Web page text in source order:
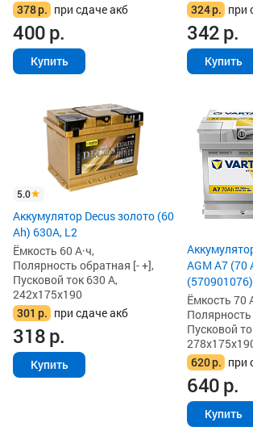
378р. при сдаче акб
400р.
Купить
324р. при
342р.
Купить
5.0
Аккумулятор Decus золото (60
Ah) 630A, L2
Ёмкость 60 А·ч,
Полярность обратная [- +],
Пусковой ток 630 А,
242x175x190
301 р. при сдаче акб
318р.
Купить
AGM A7 (70
Ёмкость 70
Пусковой
620р. при
640р.
Купить